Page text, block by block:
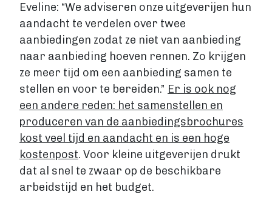
Eveline: “We adviseren onze uitgeverijen hun
aandacht te verdelen over twee
aanbiedingen zodat ze niet van aanbieding
naar aanbieding hoeven rennen. Zo krijgen
ze meer tijd om een aanbieding samen te
stellen en voor te bereiden.” Er is ook nog
een andere reden: het samenstellen en
produceren van de aanbiedingsbrochures
kost veel tijd en aandacht en is een hoge
kostenpost. Voor kleine uitgeverijen drukt
dat al snel te zwaar op de beschikbare
arbeidstijd en het budget.